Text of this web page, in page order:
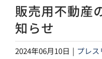
販売用不動産
知らせ
2024年06月10日 | プレス